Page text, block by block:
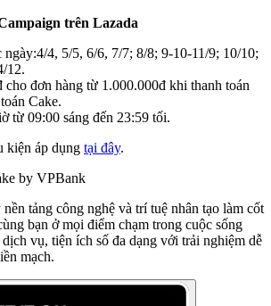
trên Lazada
ngày:4/4, 5/5, 6/6, 7/7; 8/8; 9-10-11/9; 10/10;
12.
cho đơn hàng từ 1.000.000đ khi thanh toán
Cake.
từ 09:00 sáng đến 23:59 tối.
kiện áp dụng tại đây.
by VPBank
tảng công nghệ và trí tuệ nhân tạo làm cốt
bạn ở mọi điểm chạm trong cuộc sống
vụ, tiện ích số đa dạng với trải nghiệm dễ
mạch.